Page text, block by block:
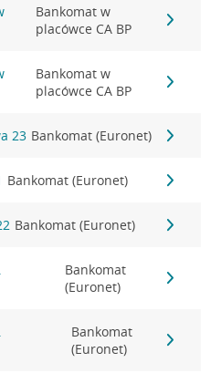
Bankomat w
placówce CA BP
Bankomat w
placówce CA BP
23 Bankomat (Euronet)
Bankomat (Euronet)
Bankomat (Euronet)
Bankomat
(Euronet)
Bankomat
(Euronet)